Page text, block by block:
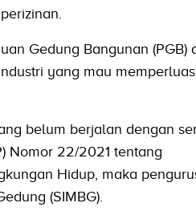
Gedung Bangunan (PGB)
yang mau
belum berjalan dengan
Nomor 22/2021 tentang
Hidup, maka
(SIMBG).